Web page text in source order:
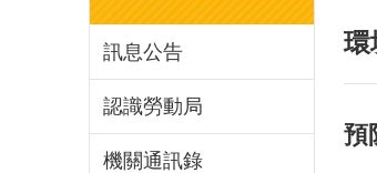
訊息公告
認識勞動局
機關通訊錄
環
預